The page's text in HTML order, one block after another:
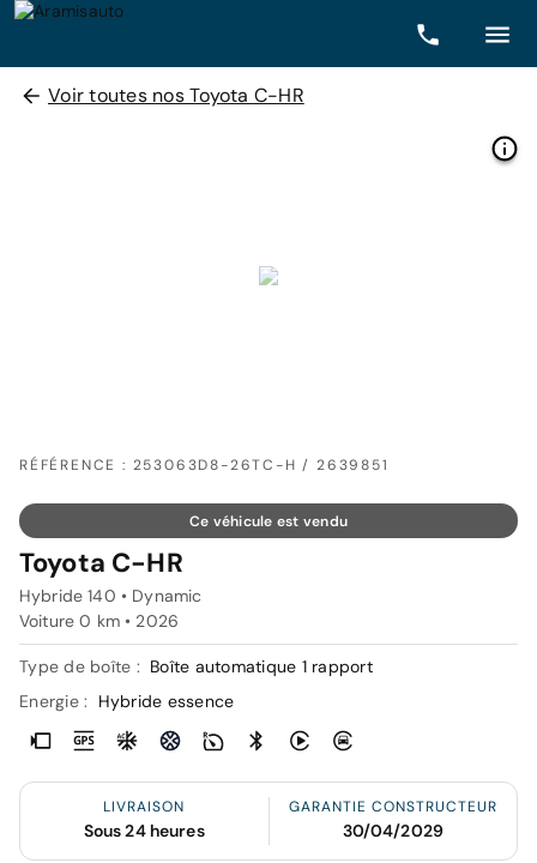
Voir toutes nos Toyota C-HR
RÉFÉRENCE : 253063D8-26TC-H / 2639851
Ce véhicule est vendu
Toyota C-HR
Hybride 140 • Dynamic
Voiture 0 km • 2026
Type de boîte : Boîte automatique 1 rapport
Energie :
Hybride essence
LIVRAISON
Sous 24 heures
GARANTIE CONSTRUCTEUR
30/04/2029